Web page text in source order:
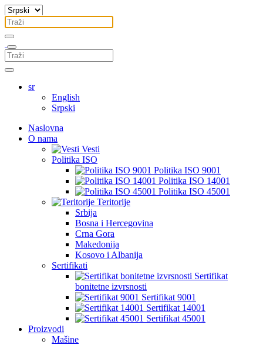
sr
English
Srpski
Naslovna
O nama
Vesti
Politika ISO
Politika ISO 9001
Politika ISO 14001
Politika ISO 45001
Teritorije
Srbija
Bosna i Hercegovina
Crna Gora
Makedonija
Kosovo i Albanija
Sertifikati
Sertifikat
bonitetne izvrsnosti
Sertifikat 9001
Sertifikat 14001
Sertifikat 45001
Proizvodi
Mašine